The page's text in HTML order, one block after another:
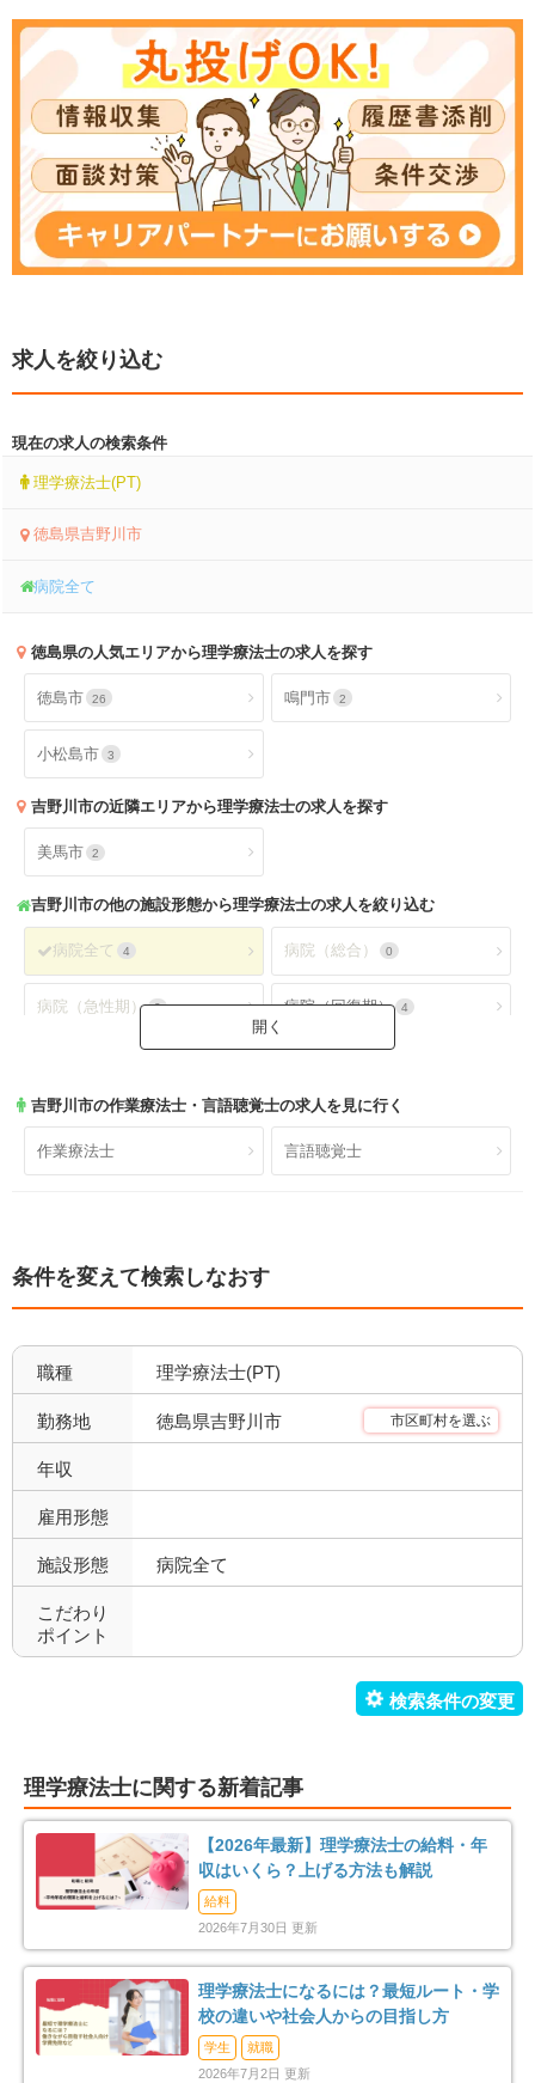
求人を絞り込む
現在の求人の検索条件
理学療法士(PT)
徳島県吉野川市
病院全て
徳島県の人気エリアから理学療法士の求人を探す
徳島市 26 鳴門市 2
小松島市 3
吉野川市の近隣エリアから理学療法士の求人を探す
美馬市 2
吉野川市の他の施設形態から理学療法士の求人を絞り込む
病院全て 4 病院（総合） 0
病院（急性期） 0 病院（回復期） 4
病院（外来） 病院（精神科）
病院(地域包括ケア) 3 クリニック全て 0
クリニック(精神科) 0
デイケア(精神科) 0 デイケア 4
デイサービス 訪問看護・リハ
サービス付き高齢者向け住
ショートステイ 1 小規模多機能 0
小児療育
放課後等デイサービス 0
吉野川市の作業療法士・言語聴覚士の求人を見に行く
作業療法士 言語聴覚士
条件を変えて検索しなおす
職種 理学療法士(PT)
勤務地 徳島県吉野川市 市区町村を選ぶ
年収
雇用形態
施設形態 病院全て
こだわり
ポイント
理学療法士に関する新着記事
【2026年最新】理学療法士の給料・年
収はいくら？上げる方法も解説
給料
2026年7月30日 更新
理学療法士になるには？最短ルート・学
校の違いや社会人からの目指し方
学生
就職
2026年7月2日 更新